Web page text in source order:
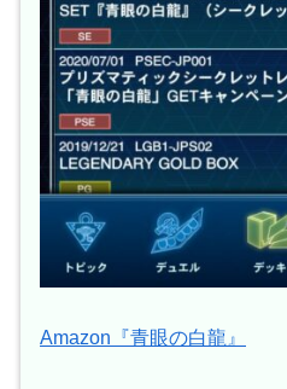
Amazon『青眼の白龍』